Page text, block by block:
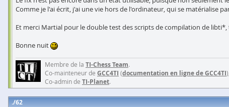
Comme je l'ai écrit, j'ai une vie hors de l'ordinateur, qui se matérialise
Et merci Martial pour le double test des scripts de compilation de
Bonne nuit
Membre de la TI-Chess Team.
Co-mainteneur de GCC4TI (documentation en ligne de GCC4TI),
Co-admin de TI-Planet.
62